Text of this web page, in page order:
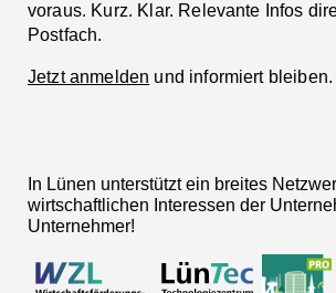
voraus. Kurz. Klar. Relevante Infos
Postfach.
Jetzt anmelden und informiert bleiben.
In Lünen unterstützt ein breites
wirtschaftlichen Interessen der
Unternehmer!